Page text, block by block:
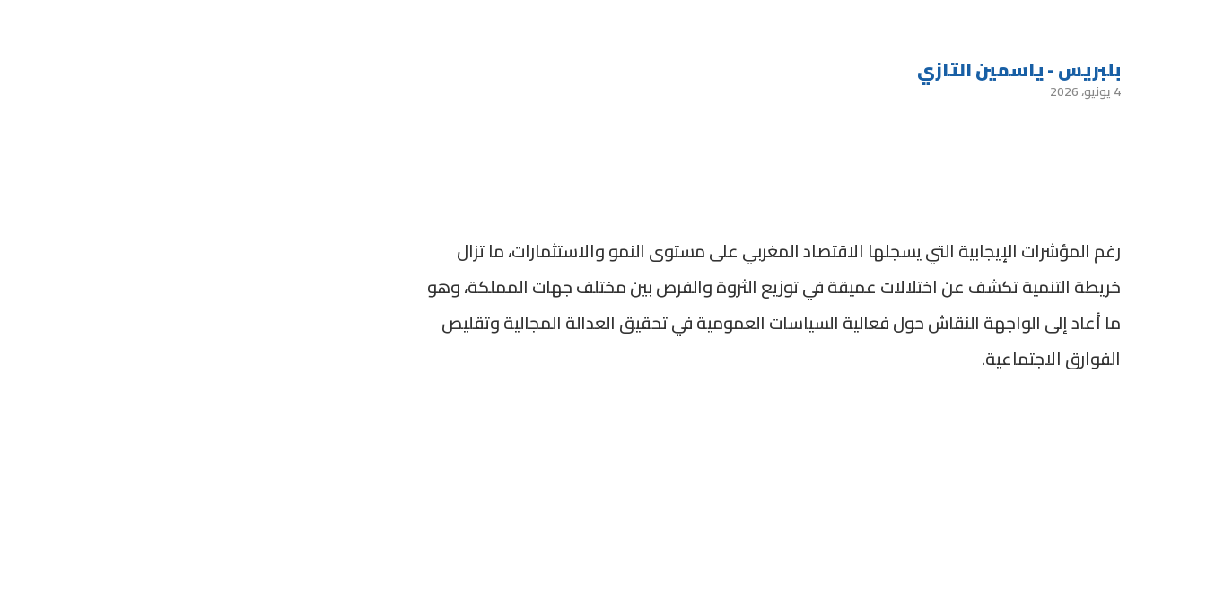
بلبريس - ياسمين التازي
4 يونيو، 2026
رغم المؤشرات الإيجابية التي يسجلها الاقتصاد المغربي على مستوى النمو والاستثمارات، ما تزال
خريطة التنمية تكشف عن اختلالات عميقة في توزيع الثروة والفرص بين مختلف جهات المملكة، وهو
ما أعاد إلى الواجهة النقاش حول فعالية السياسات العمومية في تحقيق العدالة المجالية وتقليص
الفوارق الاجتماعية.